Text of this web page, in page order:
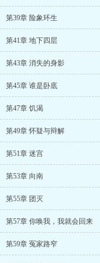
第39章 险象环生
第41章 地下四层
第43章 消失的身影
第45章 谁是卧底
第47章 饥渴
第49章 怀疑与辩解
第51章 迷宫
第53章 向南
第55章 团灭
第57章 你唤我，我就会回来
第59章 冤家路窄